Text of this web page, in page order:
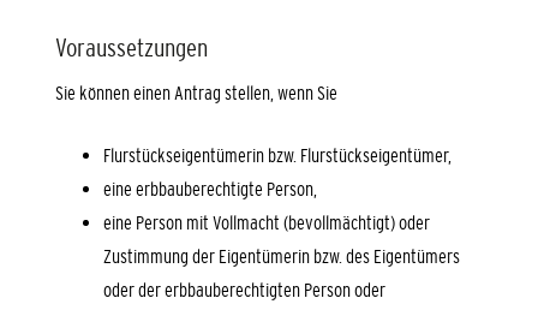
Voraussetzungen
Sie können einen Antrag stellen, wenn Sie
Flurstückseigentümerin bzw. Flurstückseigentümer,
eine erbbauberechtigte Person,
eine Person mit Vollmacht (bevollmächtigt) oder
Zustimmung der Eigentümerin bzw. des Eigentümers
oder der erbbauberechtigten Person oder